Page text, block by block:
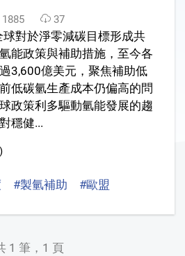
1885 37
對於淨零減碳目標形成共
能政策與補助措施，至今各
3,600億美元，聚焦補助低
低碳氫生產成本仍偏高的問
政策利多驅動氫能發展的趨
穩健...
#製氫補助 #歐盟
1 筆，1 頁